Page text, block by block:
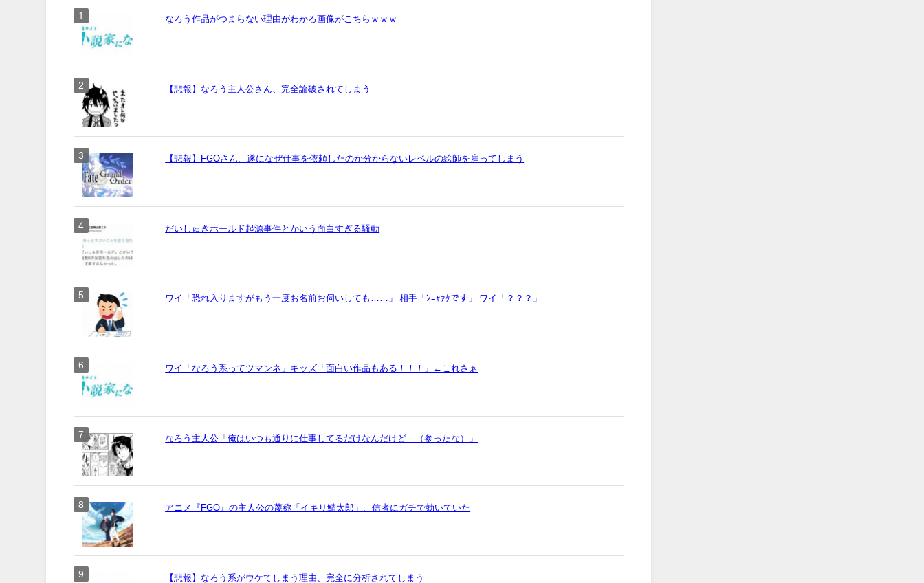
なろう作品がつまらない理由がわかる画像がこちらｗｗｗ
【悲報】なろう主人公さん、完全論破されてしまう
【悲報】FGOさん、遂になぜ仕事を依頼したのか分からないレベルの絵師を雇ってしまう
だいしゅきホールド起源事件とかいう面白すぎる騒動
ワイ「恐れ入りますがもう一度お名前お伺いしても……」 相手「ﾝﾆｬｧﾀです」 ワイ「？？？」
ワイ「なろう系ってツマンネ」キッズ「面白い作品もある！！！」←これさぁ
なろう主人公「俺はいつも通りに仕事してるだけなんだけど…（参ったな）」
アニメ『FGO』の主人公の蔑称「イキリ鯖太郎」、信者にガチで効いていた
【悲報】なろう系がウケてしまう理由、完全に分析されてしまう